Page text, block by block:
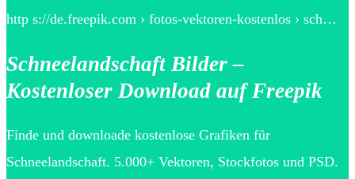
http s://de.freepik.com › fotos-vektoren-kostenlos › sch…
Schneelandschaft Bilder –
Kostenloser Download auf Freepik
Finde und downloade kostenlose Grafiken für
Schneelandschaft. 5.000+ Vektoren, Stockfotos und PSD.